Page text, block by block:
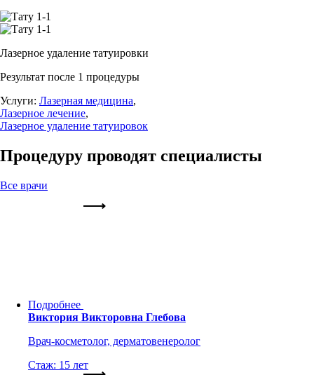
Лазерное удаление татуировки
Результат после 1 процедуры
Услуги: Лазерная медицина,
Лазерное лечение,
Лазерное удаление татуировок
Процедуру проводят специалисты
Все врачи
Подробнее
Виктория Викторовна Глебова
Врач-косметолог, дерматовенеролог
Стаж: 15 лет